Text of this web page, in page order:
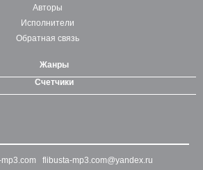
Авторы
Исполнители
Обратная связь
Жанры
Счетчики
flibusta-mp3.com@yandex.ru